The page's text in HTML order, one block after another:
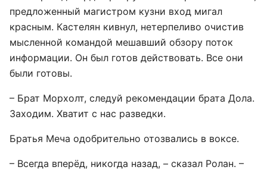
предложенный магистром кузни вход мигал
красным. Кастелян кивнул, нетерпеливо очистив
мысленной командой мешавший обзору поток
информации. Он был готов действовать. Все они
были готовы.
– Брат Морхолт, следуй рекомендации брата Дола.
Заходим. Хватит с нас разведки.
Братья Меча одобрительно отозвались в воксе.
– Всегда вперёд, никогда назад, – сказал Ролан. –